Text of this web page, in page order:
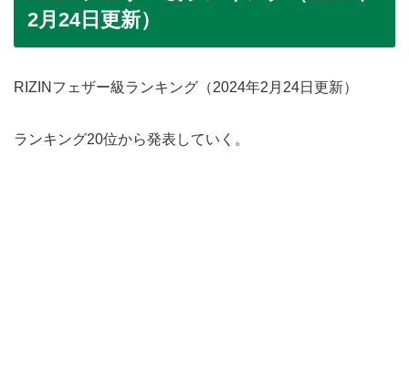
2月24日更新）
RIZINフェザー級ランキング（2024年2月24日更新）
ランキング20位から発表していく。